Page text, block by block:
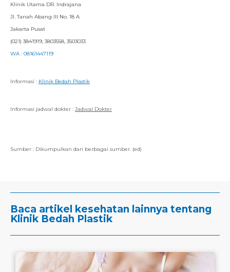
Klinik Utama DR. Indrajana
Jl. Tanah Abang III No. 18 A
Jakarta Pusat
(021) 3841919, 3803558, 3503033
WA : 08161447119
Informasi : Klinik Bedah Plastik
Informasi jadwal dokter : Jadwal Dokter
Sumber : Dikumpulkan dari berbagai sumber. (ed)
Baca artikel kesehatan lainnya tentang
Klinik Bedah Plastik